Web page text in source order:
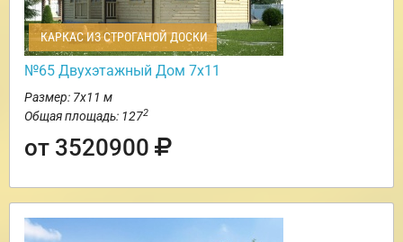
КАРКАС ИЗ СТРОГАНОЙ ДОСКИ
№65 Двухэтажный Дом 7х11
Размер: 7х11 м
Общая площадь: 1272
от 3520900